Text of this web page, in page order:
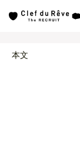
本文